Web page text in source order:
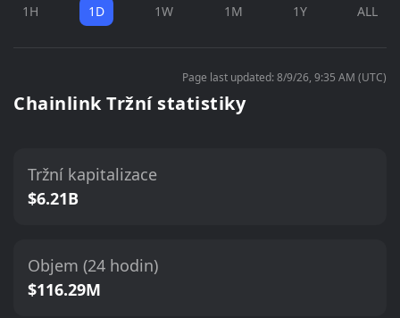
1H 1D 1W 1M 1Y ALL
Page last updated: 8/9/26, 9:35 AM (UTC)
Chainlink Tržní statistiky
Tržní kapitalizace
$6.21B
Objem (24 hodin)
$116.29M